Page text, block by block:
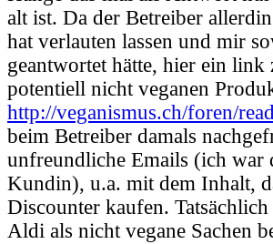
alt ist. Da der Betreiber
hat verlauten lassen und mir
geantwortet hätte, hier ein link
potentiell nicht veganen
http://veganismus.ch/foren/
beim Betreiber damals
unfreundliche Emails (ich war
Kundin), u.a. mit dem Inhalt,
Discounter kaufen.
Aldi als nicht vegane Sachen